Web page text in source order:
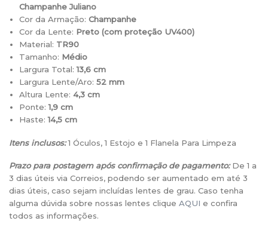
Champanhe Juliano
Cor da Armação:Champanhe
Cor da Lente: Preto (com proteção UV400)
Material: TR90
Tamanho: Médio
Largura Total:13,6 cm
Largura Lente/Aro:52 mm
Altura Lente:4,3 cm
Ponte:1,9 cm
Haste:14,5 cm
Itens inclusos:1 Óculos, 1 Estojo e 1 Flanela Para Limpeza
Prazo para postagem após confirmação de pagamento:De 1 a
3 dias úteis via Correios, podendo ser aumentado em até 3
dias úteis, caso sejam incluídas lentes de grau. Caso tenha
alguma dúvida sobre nossas lentes clique AQUI e confira
todos as informações.